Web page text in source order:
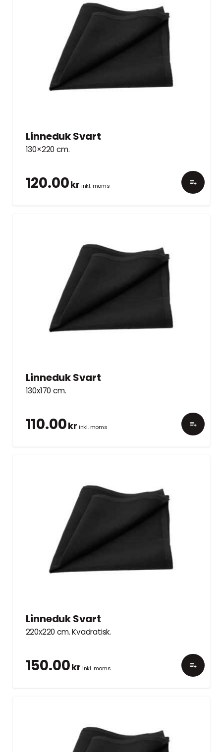
Linneduk Svart
130×220 cm.
120.00kr inkl. moms
Linneduk Svart
130x170 cm.
110.00kr inkl. moms
Linneduk Svart
220x220 cm. Kvadratisk.
150.00kr inkl. moms